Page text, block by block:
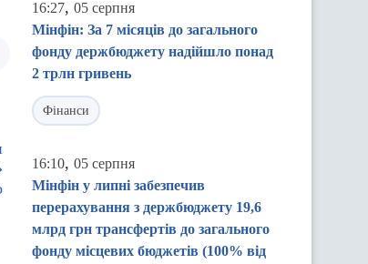
16:27, 05 серпня
Мінфін: За 7 місяців до загального
фонду держбюджету надійшло понад
2 трлн гривень
Фінанси
16:10, 05 серпня
Мінфін у липні забезпечив
перерахування з держбюджету 19,6
млрд грн трансфертів до загального
фонду місцевих бюджетів (100% від